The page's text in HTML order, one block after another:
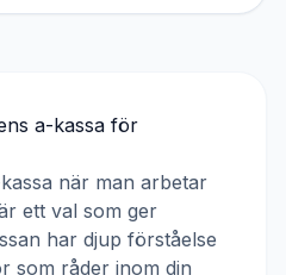
a-kassa för
när man arbetar
ett val som ger
har djup förståelse
som råder inom din